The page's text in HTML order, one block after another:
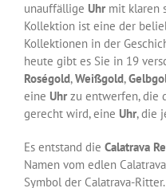
unauffällige Uhrmit klaren
Kollektion ist eine der
Kollektionen in der
heute gibt es Sie in 19
Roségold,Weißgold,
eine Uhrzu entwerfen, die
gerecht wird, eine Uhr, die
Es entstand die Calatrava
Namen vom edlen
Symbol der Calatrava-